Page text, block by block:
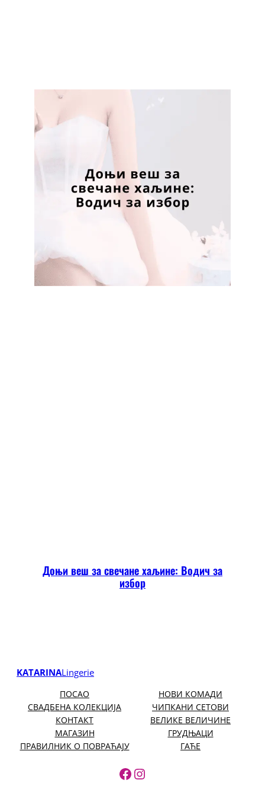
Доњи веш за свечане хаљине: Водич за
избор
KATARINALingerie
ПОСАО
СВАДБЕНА КОЛЕКЦИЈА
КОНТАКТ
МАГАЗИН
ПРАВИЛНИК О ПОВРАЋАЈУ
НОВИ КОМАДИ
ЧИПКАНИ СЕТОВИ
ВЕЛИКЕ ВЕЛИЧИНЕ
ГРУДЊАЦИ
ГАЋЕ
https://
https://